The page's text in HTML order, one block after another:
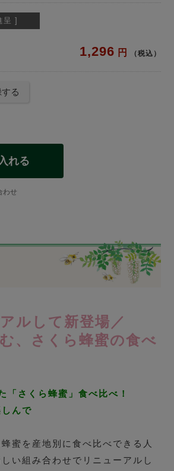
呈 ]
1,296 税込
る
れる
わせ
ルして新登場／
、さくら蜂蜜の食べ
「さくら蜂蜜」食べ比べ！
んで
蜜を産地別に食べ比べできる人
い組み合わせでリニューアルし